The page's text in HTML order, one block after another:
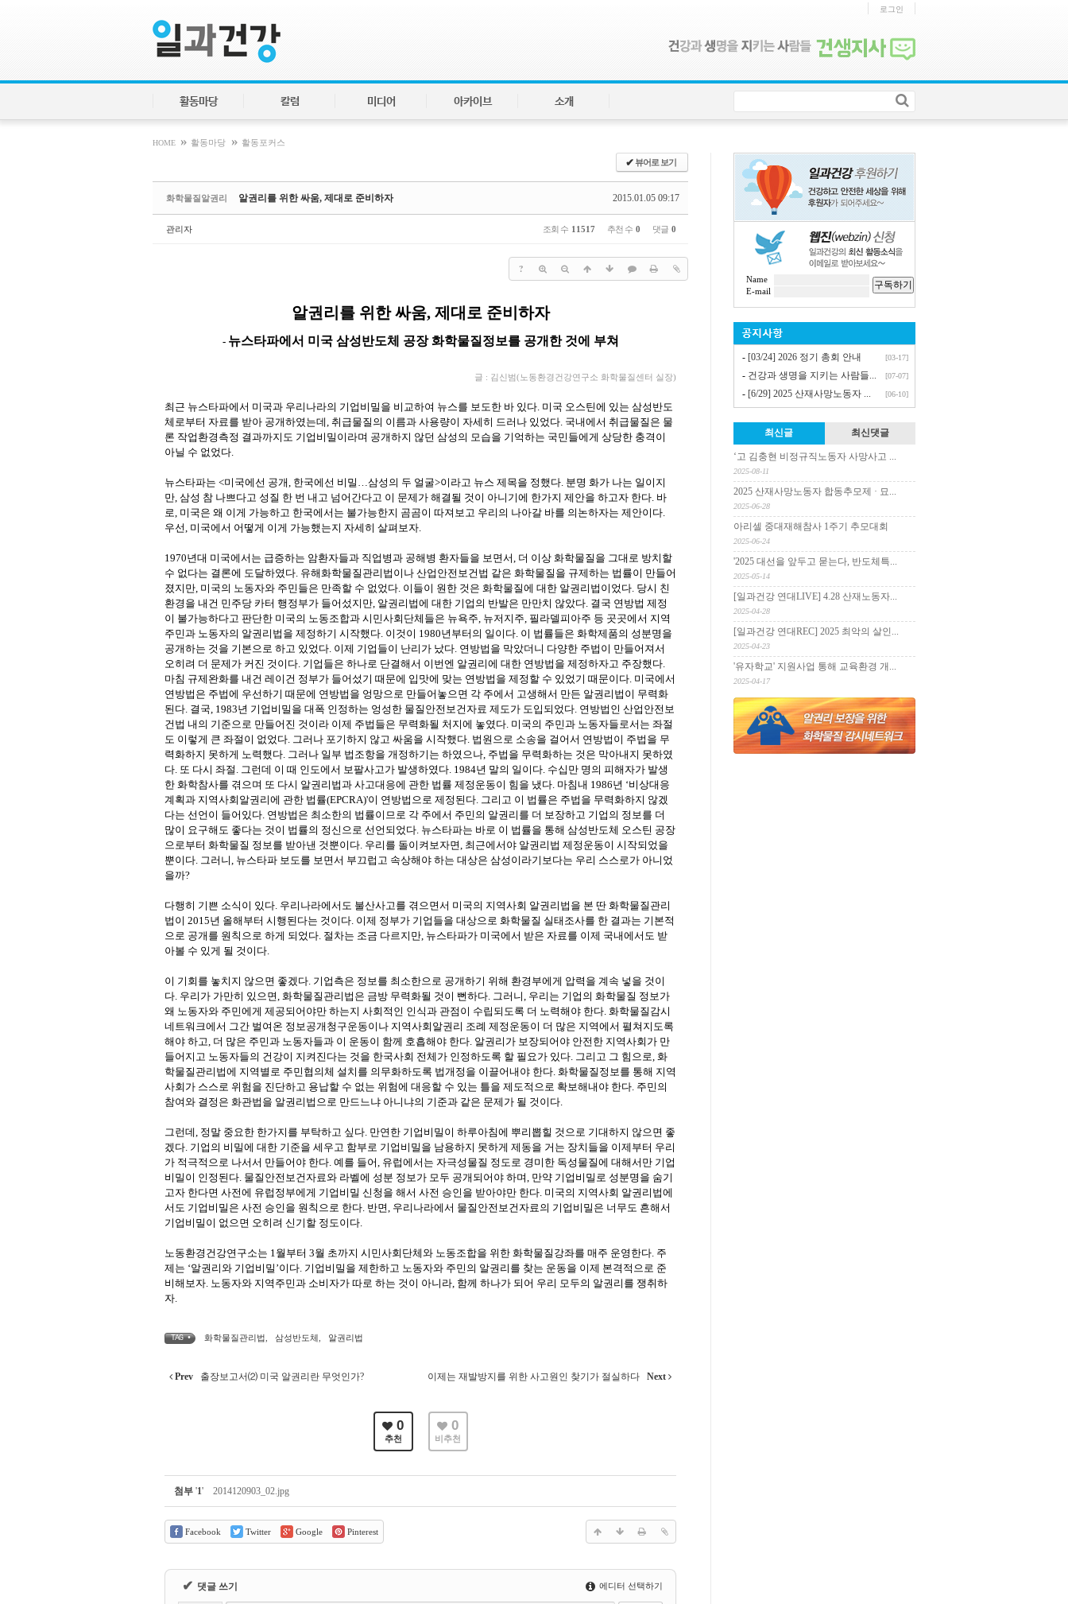
로그인
활동마당 칼럼 미디어 아카이브 소개
HOME » 활동마당 » 활동포커스
✔뷰어로 보기
화학물질알권리 2015.01.05 09:17
알권리를 위한 싸움, 제대로 준비하자
관리자 조회 수 11517 추천 수 0 댓글 0
?
알권리를 위한 싸움, 제대로 준비하자
- 뉴스타파에서 미국 삼성반도체 공장 화학물질정보를 공개한 것에 부쳐
글 : 김신범(노동환경건강연구소 화학물질센터 실장)
최근 뉴스타파에서 미국과 우리나라의 기업비밀을 비교하여 뉴스를 보도한 바 있다. 미국 오스틴에 있는 삼성반도
체로부터 자료를 받아 공개하였는데, 취급물질의 이름과 사용량이 자세히 드러나 있었다. 국내에서 취급물질은 물
론 작업환경측정 결과까지도 기업비밀이라며 공개하지 않던 삼성의 모습을 기억하는 국민들에게 상당한 충격이
아닐 수 없었다.
뉴스타파는 <미국에선 공개, 한국에선 비밀…삼성의 두 얼굴>이라고 뉴스 제목을 정했다. 분명 화가 나는 일이지
만, 삼성 참 나쁘다고 성질 한 번 내고 넘어간다고 이 문제가 해결될 것이 아니기에 한가지 제안을 하고자 한다. 바
로, 미국은 왜 이게 가능하고 한국에서는 불가능한지 곰곰이 따져보고 우리의 나아갈 바를 의논하자는 제안이다.
우선, 미국에서 어떻게 이게 가능했는지 자세히 살펴보자.
1970년대 미국에서는 급증하는 암환자들과 직업병과 공해병 환자들을 보면서, 더 이상 화학물질을 그대로 방치할
수 없다는 결론에 도달하였다. 유해화학물질관리법이나 산업안전보건법 같은 화학물질을 규제하는 법률이 만들어
졌지만, 미국의 노동자와 주민들은 만족할 수 없었다. 이들이 원한 것은 화학물질에 대한 알권리법이었다. 당시 친
환경을 내건 민주당 카터 행정부가 들어섰지만, 알권리법에 대한 기업의 반발은 만만치 않았다. 결국 연방법 제정
이 불가능하다고 판단한 미국의 노동조합과 시민사회단체들은 뉴욕주, 뉴저지주, 필라델피아주 등 곳곳에서 지역
주민과 노동자의 알권리법을 제정하기 시작했다. 이것이 1980년부터의 일이다. 이 법률들은 화학제품의 성분명을
공개하는 것을 기본으로 하고 있었다. 이제 기업들이 난리가 났다. 연방법을 막았더니 다양한 주법이 만들어져서
오히려 더 문제가 커진 것이다. 기업들은 하나로 단결해서 이번엔 알권리에 대한 연방법을 제정하자고 주장했다.
마침 규제완화를 내건 레이건 정부가 들어섰기 때문에 입맛에 맞는 연방법을 제정할 수 있었기 때문이다. 미국에서
연방법은 주법에 우선하기 때문에 연방법을 엉망으로 만들어놓으면 각 주에서 고생해서 만든 알권리법이 무력화
된다. 결국, 1983년 기업비밀을 대폭 인정하는 엉성한 물질안전보건자료 제도가 도입되었다. 연방법인 산업안전보
건법 내의 기준으로 만들어진 것이라 이제 주법들은 무력화될 처지에 놓였다. 미국의 주민과 노동자들로서는 좌절
도 이렇게 큰 좌절이 없었다. 그러나 포기하지 않고 싸움을 시작했다. 법원으로 소송을 걸어서 연방법이 주법을 무
력화하지 못하게 노력했다. 그러나 일부 법조항을 개정하기는 하였으나, 주법을 무력화하는 것은 막아내지 못하였
다. 또 다시 좌절. 그런데 이 때 인도에서 보팔사고가 발생하였다. 1984년 말의 일이다. 수십만 명의 피해자가 발생
한 화학참사를 겪으며 또 다시 알권리법과 사고대응에 관한 법률 제정운동이 힘을 냈다. 마침내 1986년 ‘비상대응
계획과 지역사회알권리에 관한 법률(EPCRA)'이 연방법으로 제정된다. 그리고 이 법률은 주법을 무력화하지 않겠
다는 선언이 들어있다. 연방법은 최소한의 법률이므로 각 주에서 주민의 알권리를 더 보장하고 기업의 정보를 더
많이 요구해도 좋다는 것이 법률의 정신으로 선언되었다. 뉴스타파는 바로 이 법률을 통해 삼성반도체 오스틴 공장
으로부터 화학물질 정보를 받아낸 것뿐이다. 우리를 돌이켜보자면, 최근에서야 알권리법 제정운동이 시작되었을
뿐이다. 그러니, 뉴스타파 보도를 보면서 부끄럽고 속상해야 하는 대상은 삼성이라기보다는 우리 스스로가 아니었
을까?
다행히 기쁜 소식이 있다. 우리나라에서도 불산사고를 겪으면서 미국의 지역사회 알권리법을 본 딴 화학물질관리
법이 2015년 올해부터 시행된다는 것이다. 이제 정부가 기업들을 대상으로 화학물질 실태조사를 한 결과는 기본적
으로 공개를 원칙으로 하게 되었다. 절차는 조금 다르지만, 뉴스타파가 미국에서 받은 자료를 이제 국내에서도 받
아볼 수 있게 될 것이다.
이 기회를 놓치지 않으면 좋겠다. 기업측은 정보를 최소한으로 공개하기 위해 환경부에게 압력을 계속 넣을 것이
다. 우리가 가만히 있으면, 화학물질관리법은 금방 무력화될 것이 뻔하다. 그러니, 우리는 기업의 화학물질 정보가
왜 노동자와 주민에게 제공되어야만 하는지 사회적인 인식과 관점이 수립되도록 더 노력해야 한다. 화학물질감시
네트워크에서 그간 벌여온 정보공개청구운동이나 지역사회알권리 조례 제정운동이 더 많은 지역에서 펼쳐지도록
해야 하고, 더 많은 주민과 노동자들과 이 운동이 함께 호흡해야 한다. 알권리가 보장되어야 안전한 지역사회가 만
들어지고 노동자들의 건강이 지켜진다는 것을 한국사회 전체가 인정하도록 할 필요가 있다. 그리고 그 힘으로, 화
학물질관리법에 지역별로 주민협의체 설치를 의무화하도록 법개정을 이끌어내야 한다. 화학물질정보를 통해 지역
사회가 스스로 위험을 진단하고 용납할 수 없는 위험에 대응할 수 있는 틀을 제도적으로 확보해내야 한다. 주민의
참여와 결정은 화관법을 알권리법으로 만드느냐 아니냐의 기준과 같은 문제가 될 것이다.
그런데, 정말 중요한 한가지를 부탁하고 싶다. 만연한 기업비밀이 하루아침에 뿌리뽑힐 것으로 기대하지 않으면 좋
겠다. 기업의 비밀에 대한 기준을 세우고 함부로 기업비밀을 남용하지 못하게 제동을 거는 장치들을 이제부터 우리
가 적극적으로 나서서 만들어야 한다. 예를 들어, 유럽에서는 자극성물질 정도로 경미한 독성물질에 대해서만 기업
비밀이 인정된다. 물질안전보건자료와 라벨에 성분 정보가 모두 공개되어야 하며, 만약 기업비밀로 성분명을 숨기
고자 한다면 사전에 유럽정부에게 기업비밀 신청을 해서 사전 승인을 받아야만 한다. 미국의 지역사회 알권리법에
서도 기업비밀은 사전 승인을 원칙으로 한다. 반면, 우리나라에서 물질안전보건자료의 기업비밀은 너무도 흔해서
기업비밀이 없으면 오히려 신기할 정도이다.
노동환경건강연구소는 1월부터 3월 초까지 시민사회단체와 노동조합을 위한 화학물질강좌를 매주 운영한다. 주
제는 ‘알권리와 기업비밀’이다. 기업비밀을 제한하고 노동자와 주민의 알권리를 찾는 운동을 이제 본격적으로 준
비해보자. 노동자와 지역주민과 소비자가 따로 하는 것이 아니라, 함께 하나가 되어 우리 모두의 알권리를 쟁취하
자.
TAG • 화학물질관리법 삼성반도체 알권리법
Prev 출장보고서⑵ 미국 알권리란 무엇인가? 이제는 재발방지를 위한 사고원인 찾기가 절실하다 Next
0
추천
0
비추천
첨부 '1' 2014120903_02.jpg
Facebook Twitter Google Pinterest
✔ 댓글 쓰기 에디터 선택하기
Name 구독하기
E-mail
- [03/24] 2026 정기 총회 안내 [03-17]
- 건강과 생명을 지키는 사람들... [07-07]
- [6/29] 2025 산재사망노동자 ... [06-10]
최신글 최신댓글
‘고 김충현 비정규직노동자 사망사고 ...
2025-08-11
2025 산재사망노동자 합동추모제 · 묘...
2025-06-28
아리셀 중대재해참사 1주기 추모대회
2025-06-24
'2025 대선을 앞두고 묻는다, 반도체특...
2025-05-14
[일과건강 연대LIVE] 4.28 산재노동자...
2025-04-28
[일과건강 연대REC] 2025 최악의 살인...
2025-04-23
'유자학교' 지원사업 통해 교육환경 개...
2025-04-17